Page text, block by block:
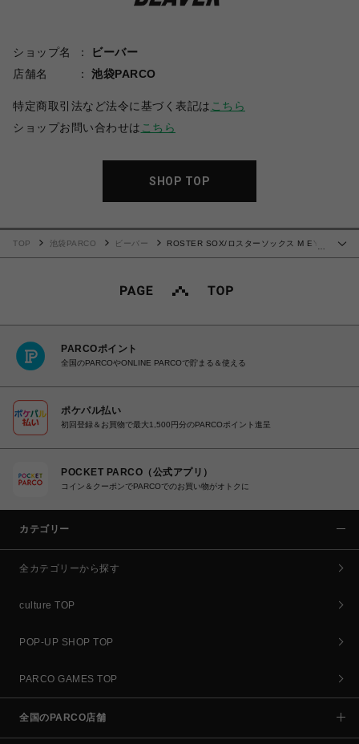
ショップ名
ビーバー
店舗名
池袋PARCO
特定商取引法など法令に基づく表記は こちら
ショップお問い合わせは こちら
SHOP TOP
TOP 池袋PARCO ビーバー
ROSTER SOX/ロスターソックス M EYE
PARCOポイント
全国のPARCOやONLINE PARCOで貯まる＆使える
ポケパル払い
初回登録＆お買物で最大1,500円分のPARCOポイント進呈
POCKET PARCO（公式アプリ）
コイン＆クーポンでPARCOでのお買い物がオトクに
カテゴリー
全カテゴリーから探す
culture TOP
POP-UP SHOP TOP
PARCO GAMES TOP
全国のPARCO店舗